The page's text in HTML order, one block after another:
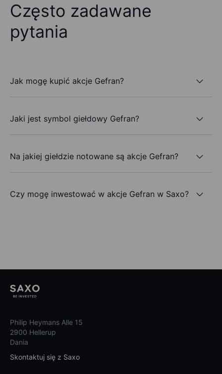
Często zadawane
pytania
Jak mogę kupić akcje Gefran?
Jaki jest symbol giełdowy Gefran?
Na jakiej giełdzie notowane są akcje Gefran?
Czy mogę inwestować w akcje Gefran w Saxo?
Philip Heymans Alle 15
2900 Hellerup
Dania
Skontaktuj się z Saxo